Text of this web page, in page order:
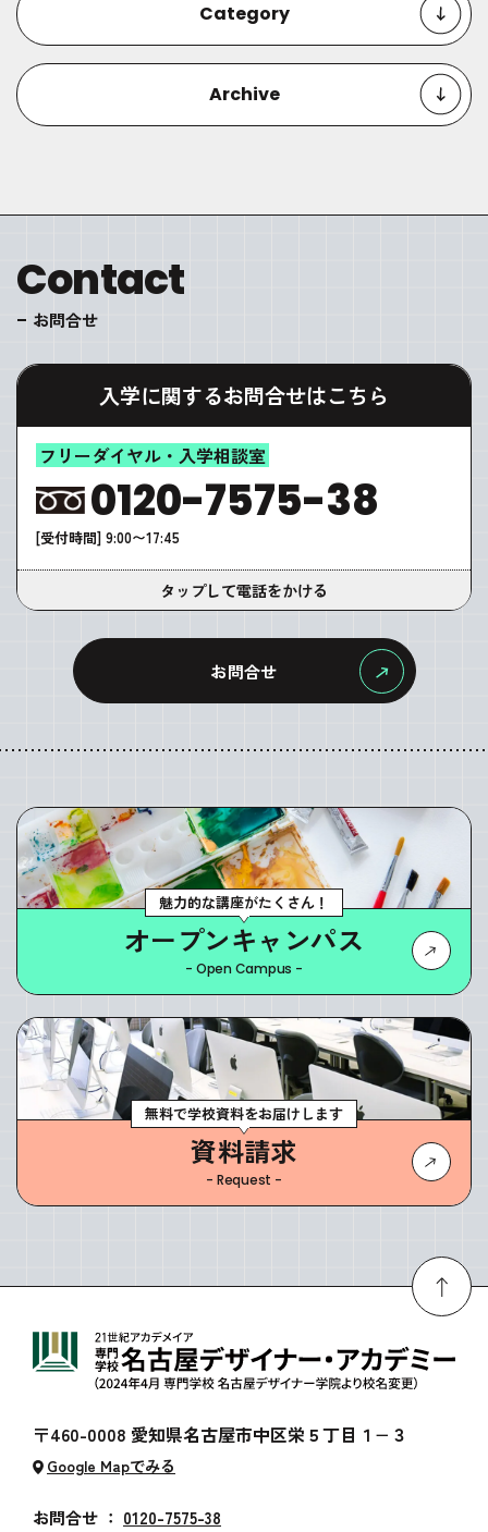
Category
Archive
Contact
お問合せ
入学に関するお問合せはこちら
フリーダイヤル・入学相談室
0120-7575-38
[受付時間] 9:00〜17:45
タップして電話をかける
お問合せ
魅力的な講座がたくさん！
オープンキャンパス
- Open Campus -
無料で学校資料をお届けします
資料請求
- Request -
〒460-0008 愛知県名古屋市中区栄５丁目１−３
Google Mapでみる
お問合せ ： 0120-7575-38